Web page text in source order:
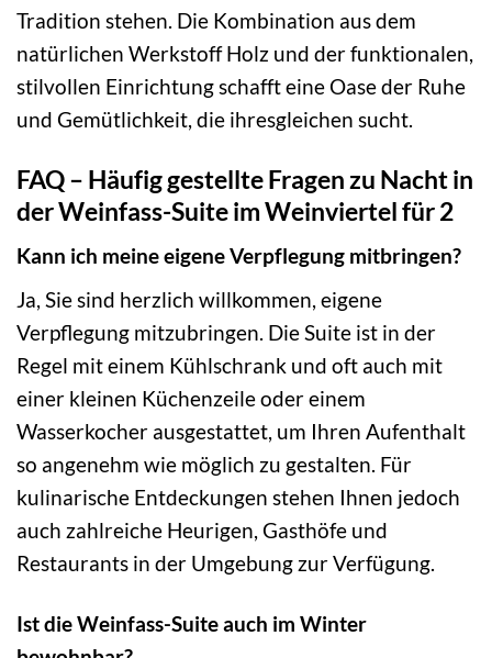
Tradition stehen. Die Kombination aus dem
natürlichen Werkstoff Holz und der funktionalen,
stilvollen Einrichtung schafft eine Oase der Ruhe
und Gemütlichkeit, die ihresgleichen sucht.
FAQ – Häufig gestellte Fragen zu Nacht in
der Weinfass-Suite im Weinviertel für 2
Kann ich meine eigene Verpflegung mitbringen?
Ja, Sie sind herzlich willkommen, eigene
Verpflegung mitzubringen. Die Suite ist in der
Regel mit einem Kühlschrank und oft auch mit
einer kleinen Küchenzeile oder einem
Wasserkocher ausgestattet, um Ihren Aufenthalt
so angenehm wie möglich zu gestalten. Für
kulinarische Entdeckungen stehen Ihnen jedoch
auch zahlreiche Heurigen, Gasthöfe und
Restaurants in der Umgebung zur Verfügung.
Ist die Weinfass-Suite auch im Winter